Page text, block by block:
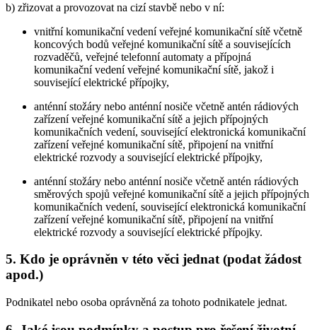
b) zřizovat a provozovat na cizí stavbě nebo v ní:
vnitřní komunikační vedení veřejné komunikační sítě včetně
koncových bodů veřejné komunikační sítě a souvisejících
rozvaděčů, veřejné telefonní automaty a přípojná
komunikační vedení veřejné komunikační sítě, jakož i
související elektrické přípojky,
anténní stožáry nebo anténní nosiče včetně antén rádiových
zařízení veřejné komunikační sítě a jejich přípojných
komunikačních vedení, související elektronická komunikační
zařízení veřejné komunikační sítě, připojení na vnitřní
elektrické rozvody a související elektrické přípojky,
anténní stožáry nebo anténní nosiče včetně antén rádiových
směrových spojů veřejné komunikační sítě a jejich přípojných
komunikačních vedení, související elektronická komunikační
zařízení veřejné komunikační sítě, připojení na vnitřní
elektrické rozvody a související elektrické přípojky.
5. Kdo je oprávněn v této věci jednat (podat žádost
apod.)
Podnikatel nebo osoba oprávněná za tohoto podnikatele jednat.